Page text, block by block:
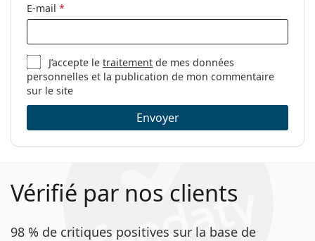
E-mail *
J’accepte letraitement de mes données
personnelles et la publication de mon commentaire
sur le site
Envoyer
Vérifié par nos clients
98 % de critiques positives sur la base de